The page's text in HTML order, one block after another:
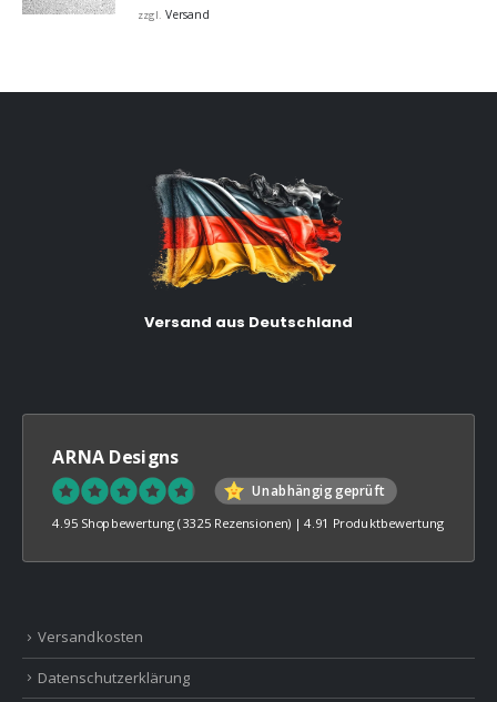
zzgl. Versand
Versand aus Deutschland
ARNA Designs
Unabhängig geprüft
4.95 Shopbewertung (3325 Rezensionen) |4.91 Produktbewertung
Versandkosten
Datenschutzerklärung